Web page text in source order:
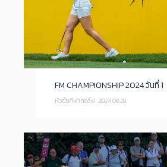
FM CHAMPIONSHIP 2024 วันที่ 1
หัวข้อกีฬากอล์ฟ 2024.08.29